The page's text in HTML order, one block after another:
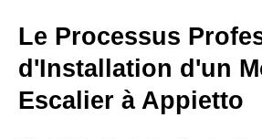
Le Processus
d'Installation d'un
Escalier à Appietto